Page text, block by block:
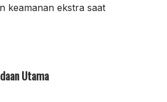
keamanan ekstra saat
Utama